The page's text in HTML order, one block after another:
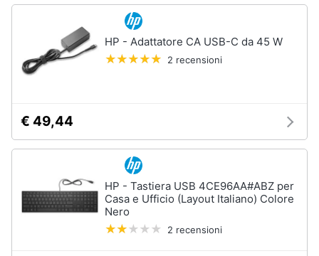
HP - Adattatore CA USB-C da 45 W
2 recensioni
€ 49,44
HP - Tastiera USB 4CE96AA#ABZ per
Casa e Ufficio (Layout Italiano) Colore
Nero
2 recensioni